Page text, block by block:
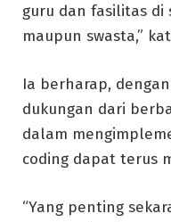
guru dan fasilitas di
maupun swasta,”
Ia berharap,
dukungan dari
dalam
coding dapat terus
“Yang penting